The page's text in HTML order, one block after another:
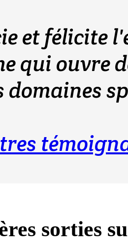
et félicite
qui ouvre
domaines
sorties